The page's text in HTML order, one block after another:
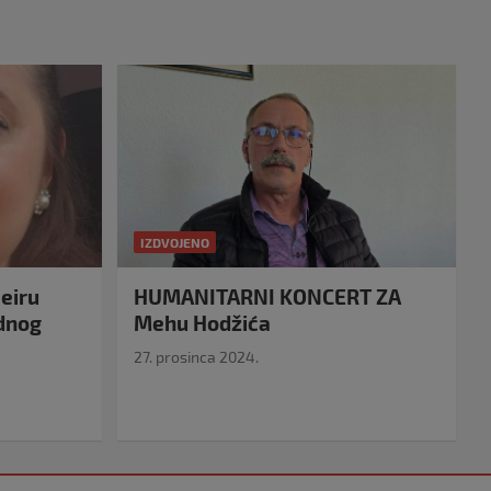
IZDVOJENO
HUMANITARNI KONCERT ZA
Mehu Hodžića
27. prosinca 2024.